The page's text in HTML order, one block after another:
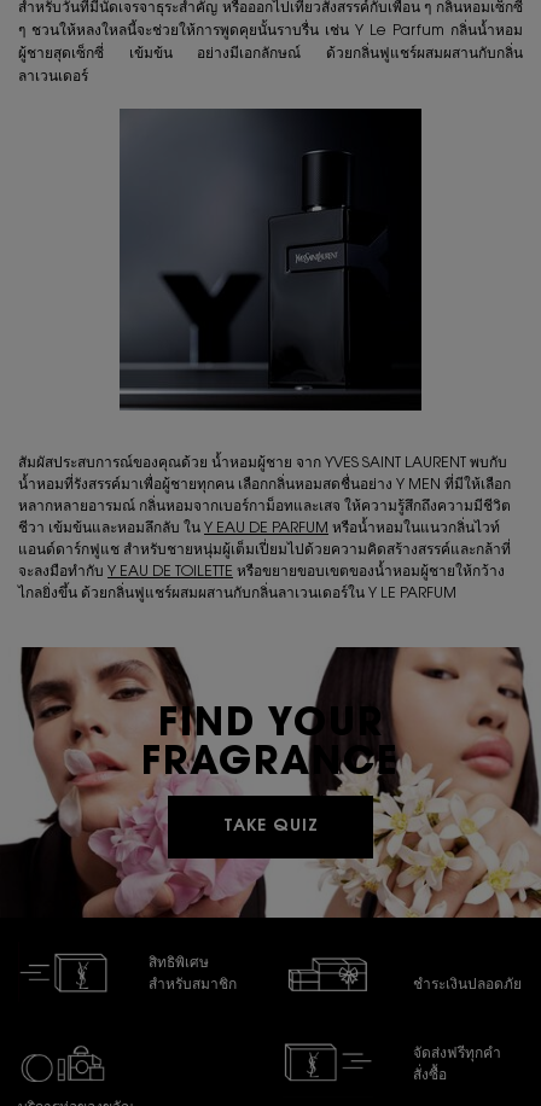
สำหรับวันที่มีนัดเจรจาธุระสำคัญ หรือออกไปเที่ยวสังสรรค์กับเพื่อน ๆ กลิ่นหอมเซ็กซี่
ๆ ชวนให้หลงใหลนี้จะช่วยให้การพูดคุยนั้นราบรื่น เช่น Y Le Parfum กลิ่นน้ำหอม
ผู้ชายสุดเซ็กซี่ เข้มข้น อย่างมีเอกลักษณ์ ด้วยกลิ่นฟูแชร์ผสมผสานกับกลิ่น
ลาเวนเดอร์
สัมผัสประสบการณ์ของคุณด้วย น้ำหอมผู้ชาย จาก YVES SAINT LAURENT พบกับ
น้ำหอมที่รังสรรค์มาเพื่อผู้ชายทุกคน เลือกกลิ่นหอมสดชื่นอย่าง Y MEN ที่มีให้เลือก
หลากหลายอารมณ์ กลิ่นหอมจากเบอร์กาม็อทและเสจ ให้ความรู้สึกถึงความมีชีวิต
ชีวา เข้มข้นและหอมลึกลับ ใน Y EAU DE PARFUM หรือน้ำหอมในแนวกลิ่นไวท์
แอนด์ดาร์กฟูแช สำหรับชายหนุ่มผู้เต็มเปี่ยมไปด้วยความคิดสร้างสรรค์และกล้าที่
จะลงมือทำกับ Y EAU DE TOILETTE หรือขยายขอบเขตของน้ำหอมผู้ชายให้กว้าง
ไกลยิ่งขึ้น ด้วยกลิ่นฟูแชร์ผสมผสานกับกลิ่นลาเวนเดอร์ใน Y LE PARFUM
FIND YOUR
FRAGRANCE
TAKE QUIZ
สิทธิพิเศษ
สำหรับสมาชิก
ชำระเงินปลอดภัย
จัดส่งฟรีทุกคำ
สั่งซื้อ